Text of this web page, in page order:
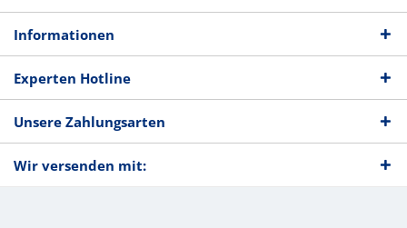
Informationen
Experten Hotline
Unsere Zahlungsarten
Wir versenden mit: